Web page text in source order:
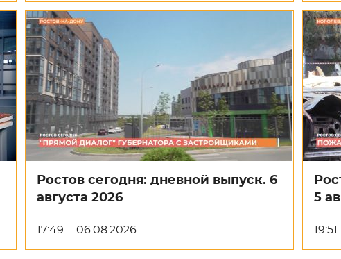
Ростов сегодня: дневной выпуск. 6
августа 2026
17:49 06.08.2026
5
19:51